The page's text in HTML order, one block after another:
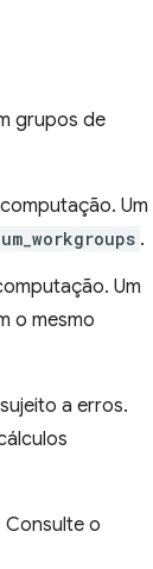
grupos de
Um
.
Um
o mesmo
a erros.
Consulte o